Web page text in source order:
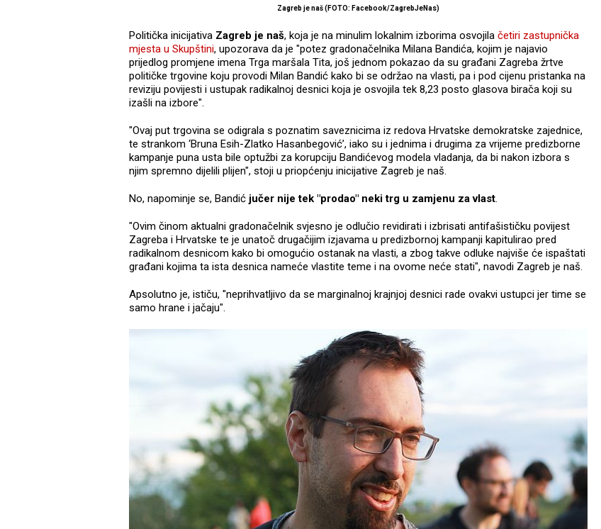
Zagreb je naš(FOTO: Facebook/ZagrebJeNas)
Politička inicijativa Zagreb je naš, koja je na minulim lokalnim izborima osvojila četiri zastupnička
mjesta u Skupštini, upozorava da je "potez gradonačelnika Milana Bandića, kojim je najavio
prijedlog promjene imena Trga maršala Tita, još jednom pokazao da su građani Zagreba žrtve
političke trgovine koju provodi Milan Bandić kako bi se održao na vlasti, pa i pod cijenu pristanka na
reviziju povijesti i ustupak radikalnoj desnici koja je osvojila tek 8,23 posto glasova birača koji su
izašli na izbore".
"Ovaj put trgovina se odigrala s poznatim saveznicima iz redova Hrvatske demokratske zajednice,
te strankom ‘Bruna Esih-Zlatko Hasanbegović’, iako su i jednima i drugima za vrijeme predizborne
kampanje puna usta bile optužbi za korupciju Bandićevog modela vladanja, da bi nakon izbora s
njim spremno dijelili plijen", stoji u priopćenju inicijative Zagreb je naš.
No, napominje se, Bandić jučer nije tek "prodao" neki trg u zamjenu za vlast.
"Ovim činom aktualni gradonačelnik svjesno je odlučio revidirati i izbrisati antifašističku povijest
Zagreba i Hrvatske te je unatoč drugačijim izjavama u predizbornoj kampanji kapitulirao pred
radikalnom desnicom kako bi omogućio ostanak na vlasti, a zbog takve odluke najviše će ispaštati
građani kojima ta ista desnica nameće vlastite teme i na ovome neće stati", navodi Zagreb je naš.
Apsolutno je, ističu, "neprihvatljivo da se marginalnoj krajnjoj desnici rade ovakvi ustupci jer time se
samo hrane i jačaju".